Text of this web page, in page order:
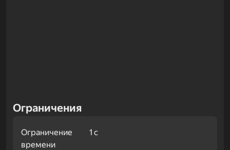
Ограничения
Ограничение
времени
1 с